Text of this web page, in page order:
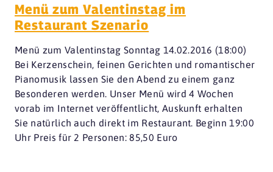
Menü zum Valentinstag im
Restaurant Szenario
Menü zum Valentinstag Sonntag 14.02.2016 (18:00)
Bei Kerzenschein, feinen Gerichten und romantischer
Pianomusik lassen Sie den Abend zu einem ganz
Besonderen werden. Unser Menü wird 4 Wochen
vorab im Internet veröffentlicht, Auskunft erhalten
Sie natürlich auch direkt im Restaurant. Beginn 19:00
Uhr Preis für 2 Personen: 85,50 Euro